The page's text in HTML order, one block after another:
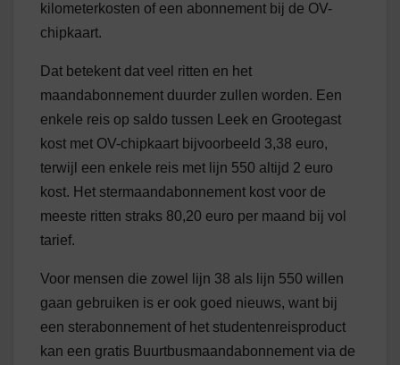
kilometerkosten of een abonnement bij de OV-
chipkaart.
Dat betekent dat veel ritten en het
maandabonnement duurder zullen worden. Een
enkele reis op saldo tussen Leek en Grootegast
kost met OV-chipkaart bijvoorbeeld 3,38 euro,
terwijl een enkele reis met lijn 550 altijd 2 euro
kost. Het stermaandabonnement kost voor de
meeste ritten straks 80,20 euro per maand bij vol
tarief.
Voor mensen die zowel lijn 38 als lijn 550 willen
gaan gebruiken is er ook goed nieuws, want bij
een sterabonnement of het studentenreisproduct
kan een gratis Buurtbusmaandabonnement via de